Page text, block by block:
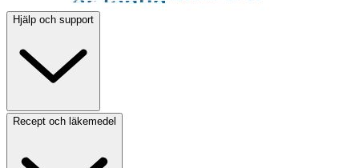
Hjälp och support
Recept och läkemedel